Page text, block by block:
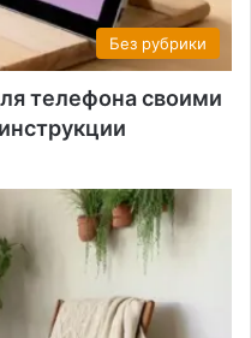
Без рубрики
телефона своими